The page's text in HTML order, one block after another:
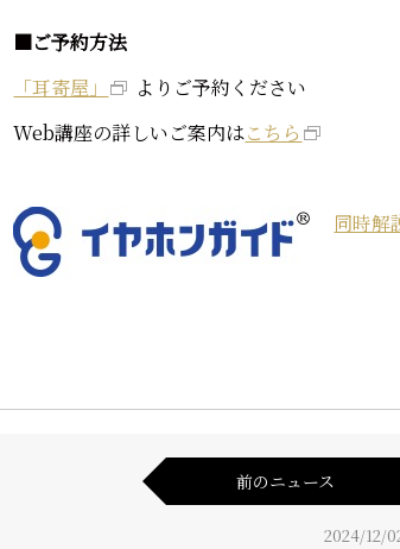
■ご予約方法
「耳寄屋」
よりご予約ください
Web講座の詳しいご案内はこちら
同時解
前のニュース
2024/12/